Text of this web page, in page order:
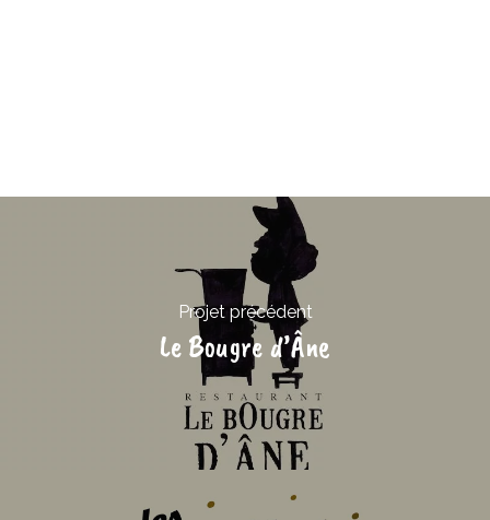
Projet précédent
Le Bougre d’Âne